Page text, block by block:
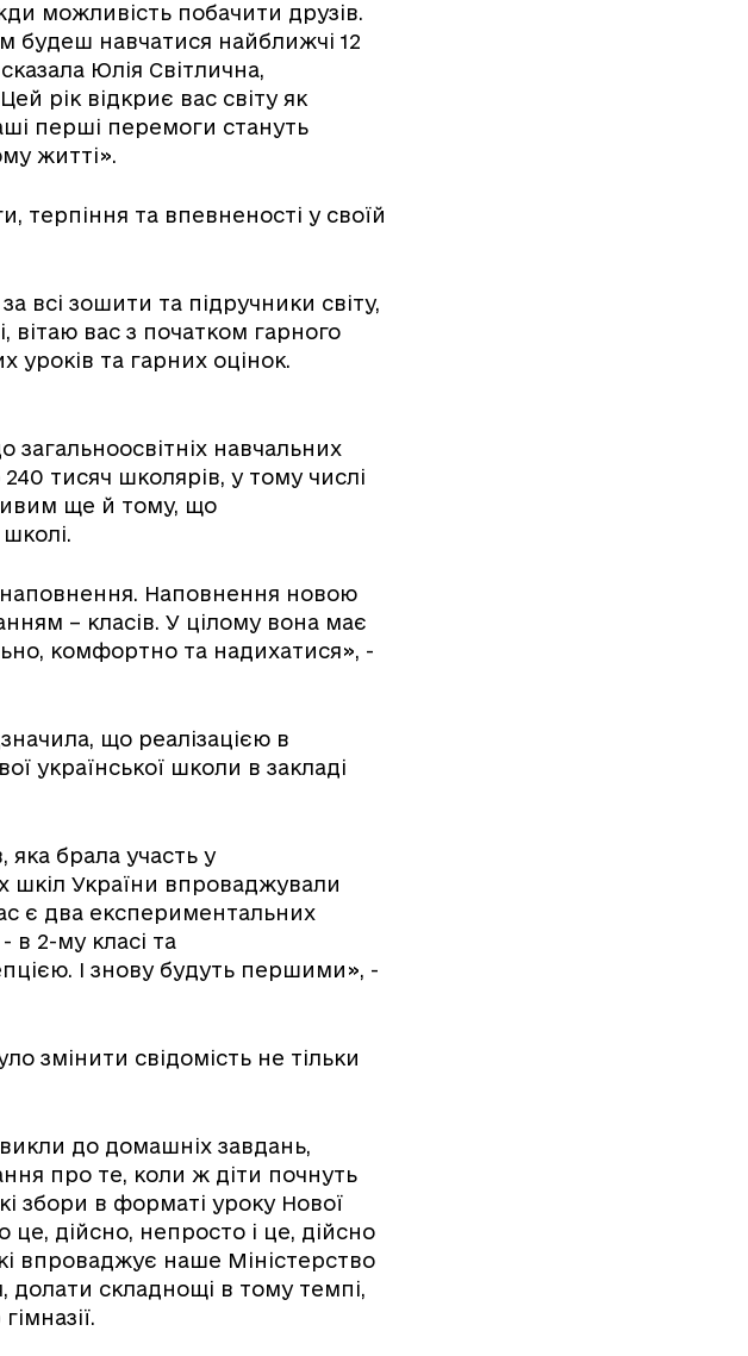
можливість побачити друзів.
будеш навчатися найближчі 12
Юлія Світлична,
рік відкриє вас світу як
перші перемоги стануть
житті».
терпіння та впевненості у своїй
всі зошити та підручники світу,
вітаю вас з початком гарного
уроків та гарних оцінок.
навчальних
тисяч школярів, у тому числі
ще й тому, що
наповнення. Наповнення новою
– класів. У цілому вона має
комфортно та надихатися», -
що реалізацією в
української школи в закладі
яка брала участь у
шкіл України впроваджували
є два експериментальних
в 2-му класі та
І знову будуть першими», -
змінити свідомість не тільки
до домашніх завдань,
про те, коли ж діти почнуть
збори в форматі уроку Нової
це, дійсно, непросто і це, дійсно
впроваджує наше Міністерство
долати складнощі в тому темпі,